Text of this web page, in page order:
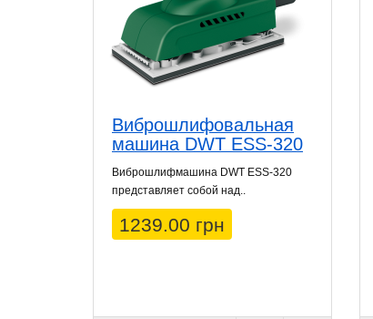
Виброшлифовальная
машина DWT ESS-320
Виброшлифмашина DWT ESS-320
представляет собой над..
1239.00 грн